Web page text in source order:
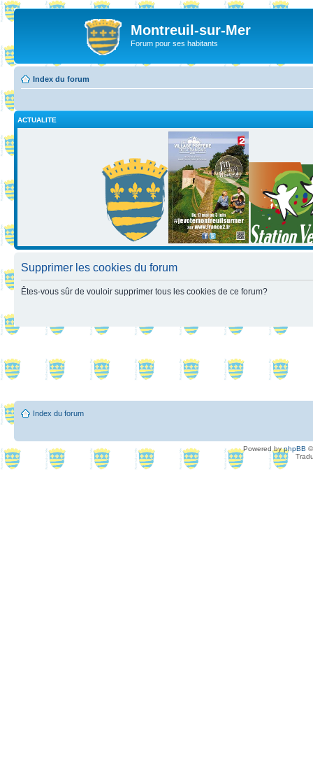
Montreuil-sur-Mer
Forum pour ses habitants
Index du forum
ACTUALITE
Supprimer les cookies du forum
Êtes-vous sûr de vouloir supprimer tous les cookies de ce forum?
Index du forum
Powered byphpBB